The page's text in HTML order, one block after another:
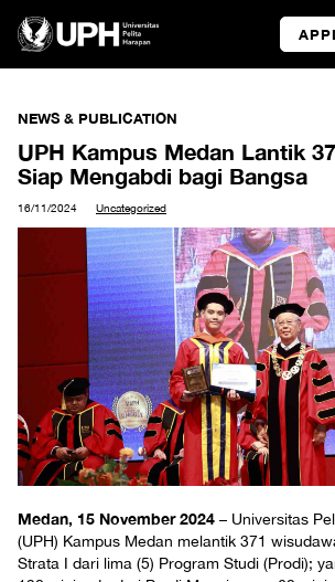
NEWS & PUBLICATION
UPH Kampus Medan Lantik
Siap Mengabdi bagi Bangsa
16/11/2024 Uncategorized
Medan, 15 November 2024 – Universitas
(UPH) Kampus Medan melantik 371
Strata I dari lima (5) Program Studi (Prodi);